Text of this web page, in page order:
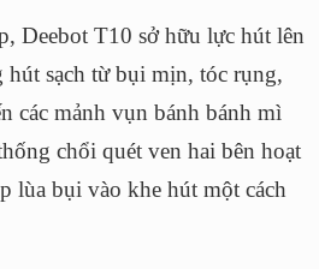
Deebot T10 sở hữu lực hút lên
hút sạch từ bụi mịn, tóc rụng,
các mảnh vụn bánh bánh mì
chổi quét ven hai bên hoạt
lùa bụi vào khe hút một cách